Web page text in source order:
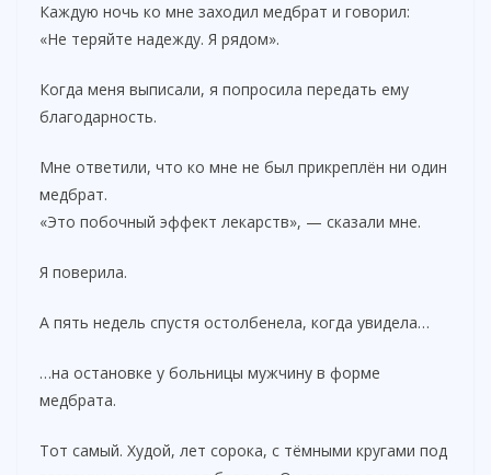
Каждую ночь ко мне заходил медбрат и говорил:
«Не теряйте надежду. Я рядом».
Когда меня выписали, я попросила передать ему
благодарность.
Мне ответили, что ко мне не был прикреплён ни один
медбрат.
«Это побочный эффект лекарств», — сказали мне.
Я поверила.
А пять недель спустя остолбенела, когда увидела…
…на остановке у больницы мужчину в форме
медбрата.
Тот самый. Худой, лет сорока, с тёмными кругами под